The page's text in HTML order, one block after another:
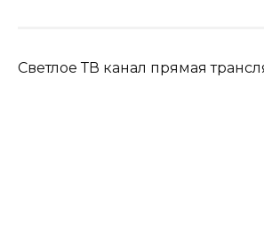
Светлое ТВ канал прямая